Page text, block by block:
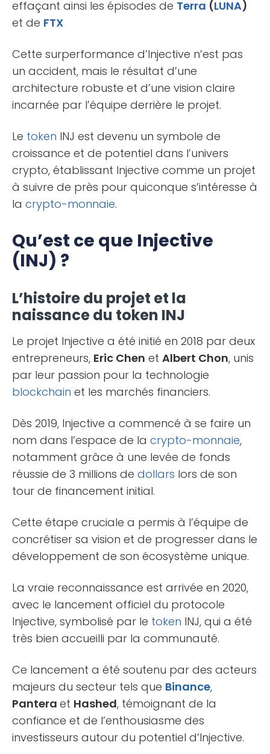
effaçant ainsi les épisodes de Terra (LUNA)
et de FTX
Cette surperformance d’Injective n’est pas
un accident, mais le résultat d’une
architecture robuste et d’une vision claire
incarnée par l’équipe derrière le projet.
Le token INJ est devenu un symbole de
croissance et de potentiel dans l’univers
crypto, établissant Injective comme un projet
à suivre de près pour quiconque s’intéresse à
la crypto-monnaie.
Qu’est ce que Injective
(INJ) ?
L’histoire du projet et la
naissance du token INJ
Le projet Injective a été initié en 2018 par deux
entrepreneurs, Eric Chen et Albert Chon, unis
par leur passion pour la technologie
blockchain et les marchés financiers​​.
Dès 2019, Injective a commencé à se faire un
nom dans l’espace de la crypto-monnaie,
notamment grâce à une levée de fonds
réussie de 3 millions de dollars lors de son
tour de financement initial.
Cette étape cruciale a permis à l’équipe de
concrétiser sa vision et de progresser dans le
développement de son écosystème unique.
La vraie reconnaissance est arrivée en 2020,
avec le lancement officiel du protocole
Injective, symbolisé par le token INJ, qui a été
très bien accueilli par la communauté.
Ce lancement a été soutenu par des acteurs
majeurs du secteur tels que Binance,
Pantera et Hashed, témoignant de la
confiance et de l’enthousiasme des
investisseurs autour du potentiel d’Injective​​.